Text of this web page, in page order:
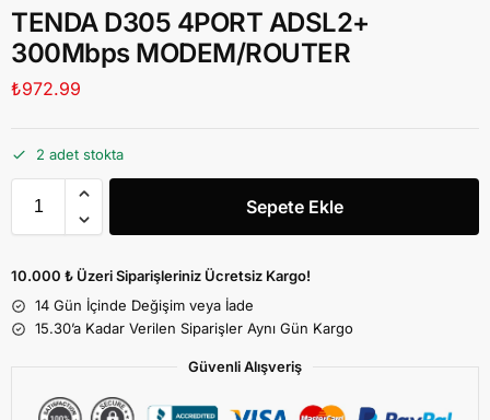
TENDA D305 4PORT ADSL2+
300Mbps MODEM/ROUTER
₺972.99
2 adet stokta
Sepete Ekle
10.000 ₺ Üzeri Siparişleriniz Ücretsiz Kargo!
14 Gün İçinde Değişim veya İade
15.30’a Kadar Verilen Siparişler Aynı Gün Kargo
Güvenli Alışveriş